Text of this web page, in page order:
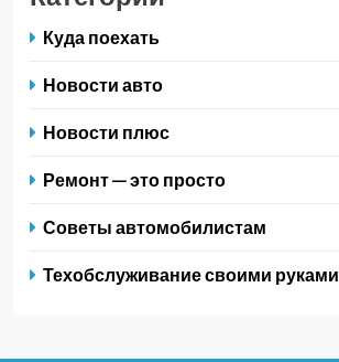
Куда поехать
Новости авто
Новости плюс
Ремонт — это просто
Советы автомобилистам
Техобслуживание своими руками